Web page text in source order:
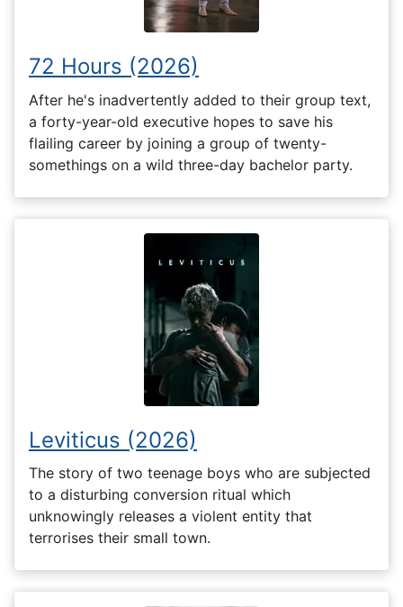
72 Hours (2026)
After he's inadvertently added to their group text,
a forty-year-old executive hopes to save his
flailing career by joining a group of twenty-
somethings on a wild three-day bachelor party.
Leviticus (2026)
The story of two teenage boys who are subjected
to a disturbing conversion ritual which
unknowingly releases a violent entity that
terrorises their small town.